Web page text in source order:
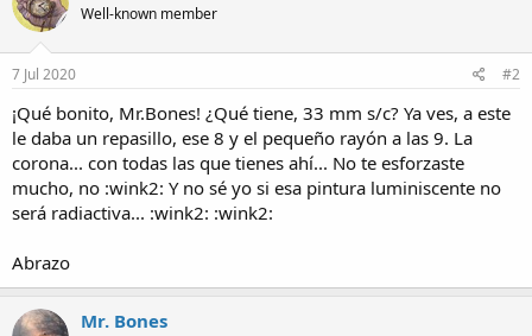
Well-known member
7 Jul 2020 #2
¡Qué bonito, Mr.Bones! ¿Qué tiene, 33 mm s/c? Ya ves, a este
le daba un repasillo, ese 8 y el pequeño rayón a las 9. La
corona... con todas las que tienes ahí... No te esforzaste
mucho, no :wink2: Y no sé yo si esa pintura luminiscente no
será radiactiva... :wink2: :wink2:
Abrazo
Mr. Bones